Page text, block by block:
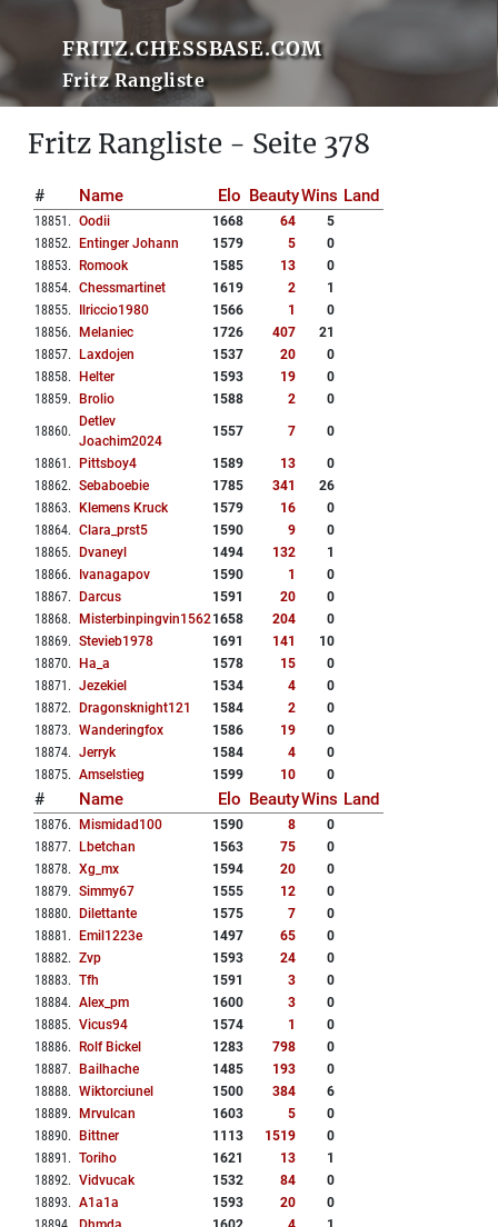
FRITZ.CHESSBASE.COM
Fritz Rangliste
Fritz Rangliste - Seite 378
# Name Elo BeautyWins Land
18851 . Oodii 1668 64
5
18852. Entinger Johann 1579 5
0
18853. Romook 1585 13
0
18854. Chessmartinet 1619 2
1
18855. Ilriccio1980 1566 1
0
18856. Melaniec 1726 407
21
18857. Laxdojen 1537 20
0
18858. Helter 1593 19
0
18859. Brolio 1588 2 0
18860.
Detlev
Joachim2024
1557 7 0
18861 . Pittsboy4 1589 13
0
18862. Sebaboebie 1785 341
26
18863. Klemens Kruck 1579 16
0
18864. Clara_prst5 1590 9
0
18865. Dvaneyl 1494 132
1
18866. Ivanagapov 1590 1
0
18867. Darcus 1591 20
0
18868. Misterbinpingvin15621658 204
0
18869. Stevieb1978 1691 141
10
18870. Ha_a 1578 15
0
18871 . Jezekiel 1534 4
0
18872. Dragonsknight121 1584 2
0
18873. Wanderingfox 1586 19
0
18874. Jerryk 1584 4
0
18875. Amselstieg 1599 10 0
# Name Elo BeautyWins Land
18876. Mismidad100 1590 8
0
18877. Lbetchan 1563 75
0
18878. Xg_mx 1594 20
0
18879. Simmy67 1555 12
0
18880. Dilettante 1575 7
0
18881 . Emil1223e 1497 65
0
18882. Zvp 1593 24
0
18883. Tfh 1591 3
0
18884. Alex_pm 1600 3
0
18885. Vicus94 1574 1
0
18886. Rolf Bickel 1283 798
0
18887. Bailhache 1485 193
0
18888. Wiktorciunel 1500 384
6
18889. Mrvulcan 1603 5
0
18890. Bittner 1113 1519
0
18891 . Toriho 1621 13
1
18892. Vidvucak 1532 84
0
18893. A1a1a 1593 20
0